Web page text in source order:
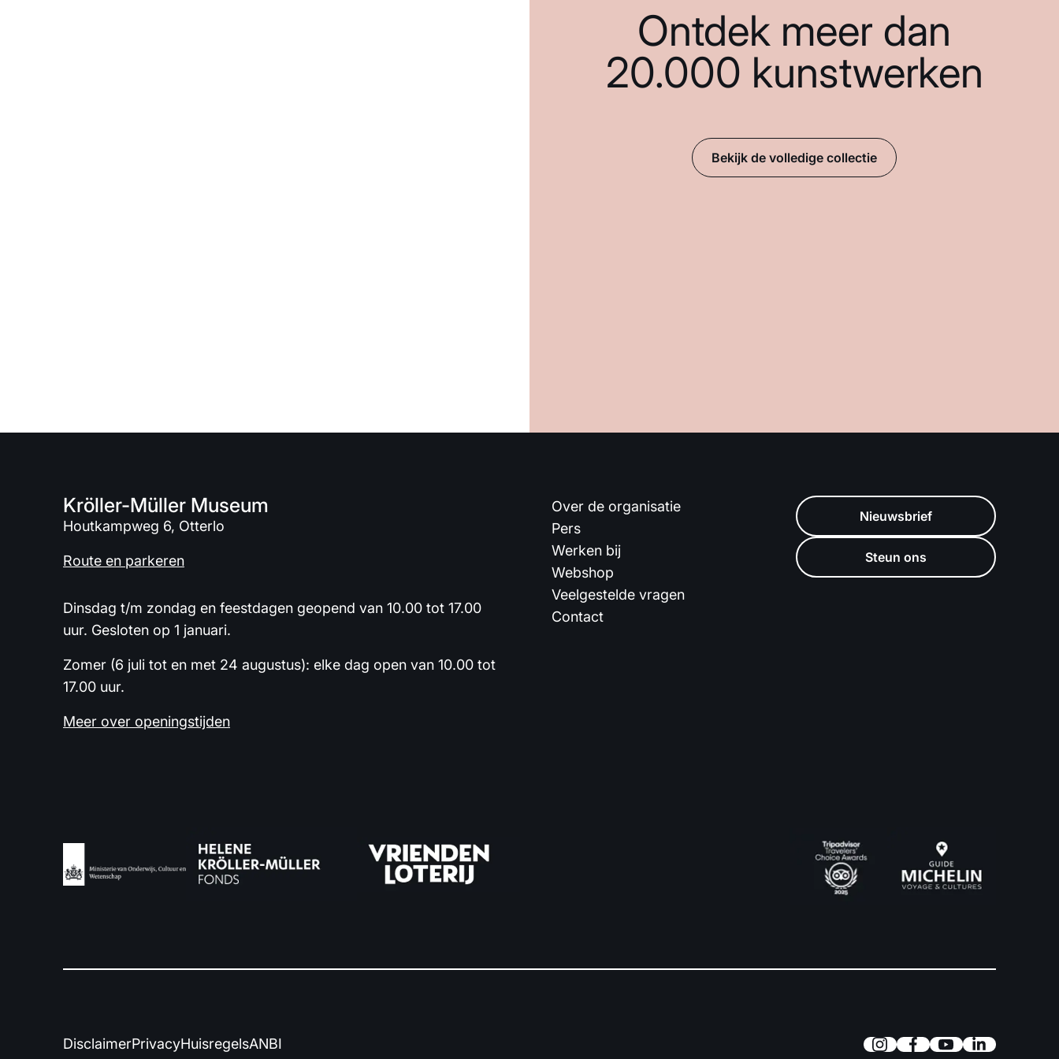
Ontdek meer dan
20.000 kunstwerken
Bekijk de volledige collectie
Kröller-Müller Museum
Houtkampweg 6, Otterlo
Route en parkeren
Dinsdag t/m zondag en feestdagen geopend van 10.00 tot 17.00
uur. Gesloten op 1 januari.
Zomer (6 juli tot en met 24 augustus): elke dag open van 10.00 tot
17.00 uur.
Meer over openingstijden
Over de organisatie
Pers
Werken bij
Webshop
Veelgestelde vragen
Contact
Nieuwsbrief
Steun ons
DisclaimerPrivacyHuisregelsANBI